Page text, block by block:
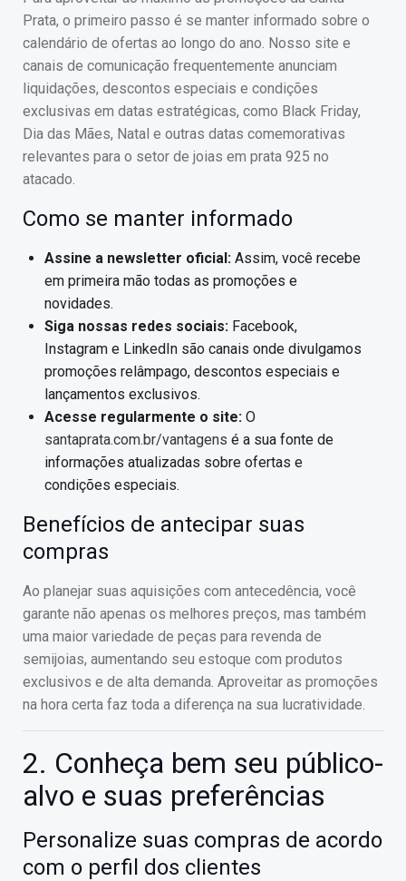
Prata, o primeiro passo é se manter informado sobre o
calendário de ofertas ao longo do ano. Nosso site e
canais de comunicação frequentemente anunciam
liquidações, descontos especiais e condições
exclusivas em datas estratégicas, como Black Friday,
Dia das Mães, Natal e outras datas comemorativas
relevantes para o setor de joias em prata 925 no
atacado.
Como se manter informado
Assine a newsletter oficial: Assim, você recebe
em primeira mão todas as promoções e
novidades.
Siga nossas redes sociais: Facebook,
Instagram e LinkedIn são canais onde divulgamos
promoções relâmpago, descontos especiais e
lançamentos exclusivos.
Acesse regularmente o site: O
santaprata.com.br/vantagens é a sua fonte de
informações atualizadas sobre ofertas e
condições especiais.
Benefícios de antecipar suas
compras
Ao planejar suas aquisições com antecedência, você
garante não apenas os melhores preços, mas também
uma maior variedade de peças para revenda de
semijoias, aumentando seu estoque com produtos
exclusivos e de alta demanda. Aproveitar as promoções
na hora certa faz toda a diferença na sua lucratividade.
2. Conheça bem seu público-
alvo e suas preferências
Personalize suas compras de acordo
com o perfil dos clientes